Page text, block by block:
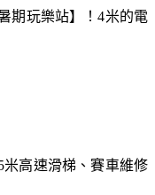
米高速滑梯、賽車維修
期玩樂站】！4米的電